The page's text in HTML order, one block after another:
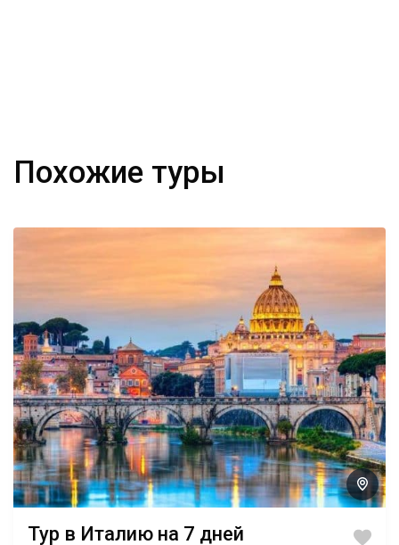
Похожие туры
Тур в Италию на 7 дней